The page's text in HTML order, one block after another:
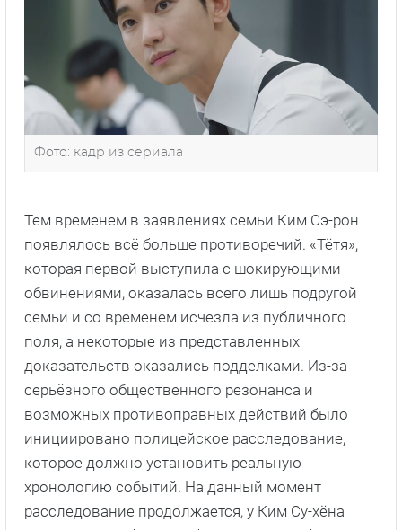
Фото: кадр из сериала
Тем временем в заявлениях семьи Ким Сэ-рон
появлялось всё больше противоречий. «Тётя»,
которая первой выступила с шокирующими
обвинениями, оказалась всего лишь подругой
семьи и со временем исчезла из публичного
поля, а некоторые из представленных
доказательств оказались подделками. Из-за
серьёзного общественного резонанса и
возможных противоправных действий было
инициировано полицейское расследование,
которое должно установить реальную
хронологию событий. На данный момент
расследование продолжается, у Ким Су-хёна